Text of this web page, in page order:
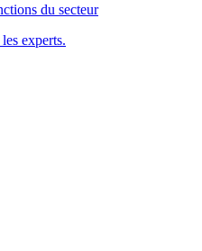
du secteur
experts.